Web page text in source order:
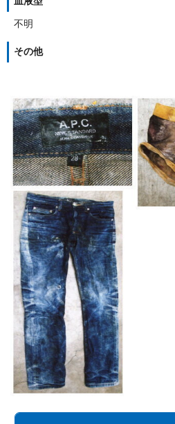
不明
その他